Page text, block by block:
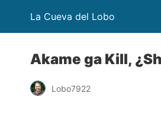
La Cueva del Lobo
Akame ga Kill,
Lobo7922